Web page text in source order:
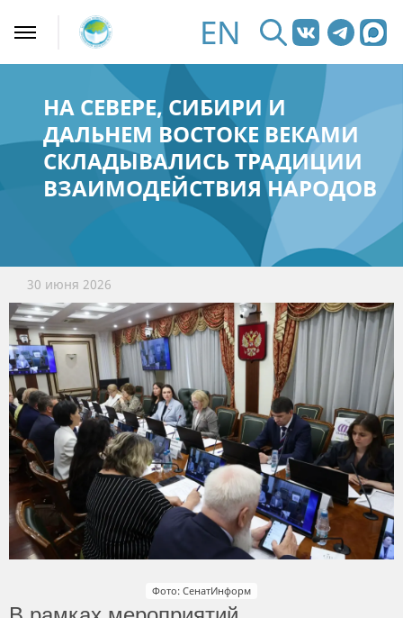
EN
НА СЕВЕРЕ, СИБИРИ И
ДАЛЬНЕМ ВОСТОКЕ ВЕКАМИ
СКЛАДЫВАЛИСЬ ТРАДИЦИИ
ВЗАИМОДЕЙСТВИЯ НАРОДОВ
30 июня 2026
Фото: СенатИнформ